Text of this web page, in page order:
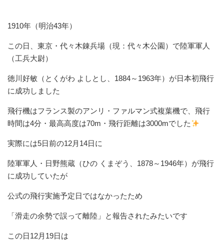
1910年（明治43年）
この日、東京・代々木錬兵場（現：代々木公園）で陸軍軍人
（工兵大尉）
徳川好敏（とくがわ よしとし、1884～1963年）が日本初飛行
に成功しました
飛行機はフランス製のアンリ・ファルマン式複葉機で、飛行
時間は4分・最高高度は70m・飛行距離は3000mでした
実際には5日前の12月14日に
陸軍軍人・日野熊蔵（ひの くまぞう、1878～1946年）が飛行
に成功していたが
公式の飛行実施予定日ではなかったため
「滑走の余勢で誤って離陸」と報告されたみたいです
この日12月19日は